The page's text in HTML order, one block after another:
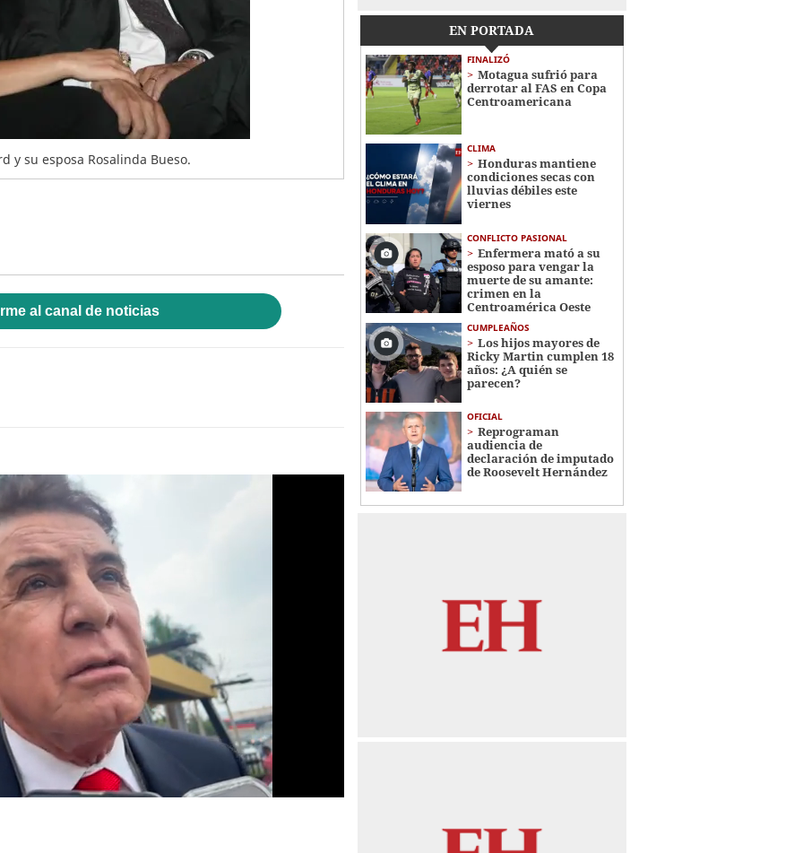
y su esposa Rosalinda Bueso.
al canal de noticias
EN PORTADA
FINALIZÓ
Motagua sufrió para
derrotar al FAS en Copa
Centroamericana
CLIMA
Honduras mantiene
condiciones secas con
lluvias débiles este
viernes
CONFLICTO PASIONAL
Enfermera mató a su
esposo para vengar la
muerte de su amante:
crimen en la
Centroamérica Oeste
CUMPLEAÑOS
Los hijos mayores de
Ricky Martin cumplen 18
años: ¿A quién se
parecen?
OFICIAL
Reprograman
audiencia de
declaración de imputado
de Roosevelt Hernández